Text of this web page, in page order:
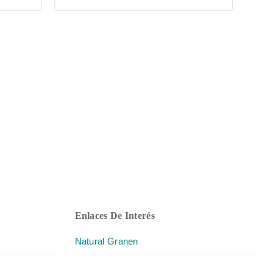
of
Enlaces De Interés
Natural Granen